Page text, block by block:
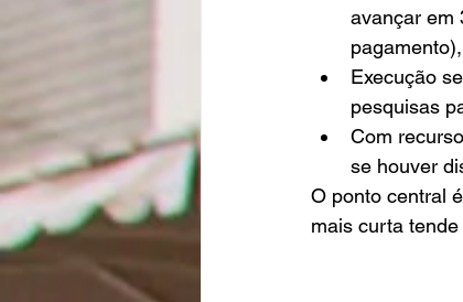
avançar em
Execução
pesquisas
Com
se houver
O ponto central
mais curta